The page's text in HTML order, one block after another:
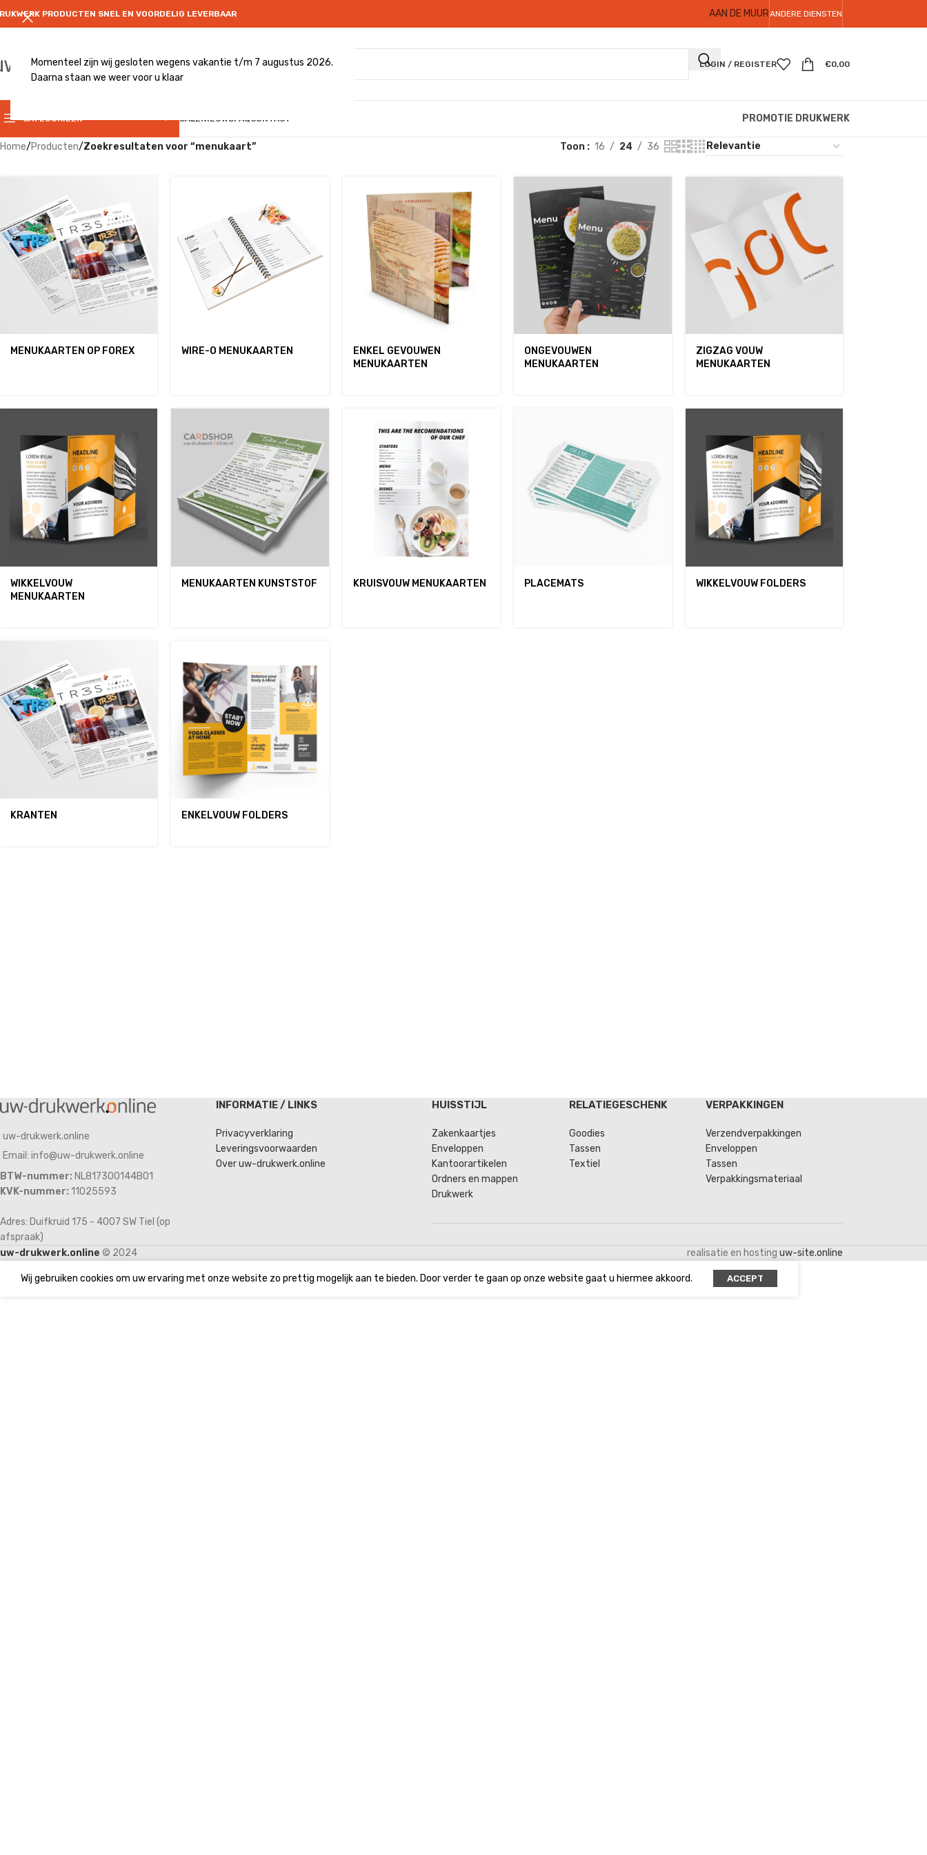
Momenteel zijn wij gesloten wegens vakantie t/m 7 augustus 2026.
Daarna staan we weer voor u klaar
PRODUCTEN SNEL EN VOORDELIG LEVERBAAR AAN DE MUURANDERE DIENSTEN
LOGIN / REGISTER €0,00
CATEGORIEËN SALENIEUWSFAQCONTACT PROMOTIE DRUKWERK
Home/Producten/Zoekresultaten voor “menukaart” Toon 16 24 36
MENUKAARTEN OP FOREX WIRE-O MENUKAARTEN
ENKEL GEVOUWEN
MENUKAARTEN
ONGEVOUWEN
MENUKAARTEN
ZIGZAG VOUW
MENUKAARTEN
WIKKELVOUW
MENUKAARTEN
MENUKAARTEN KUNSTSTOF KRUISVOUW MENUKAARTEN PLACEMATS WIKKELVOUW FOLDERS
KRANTEN ENKELVOUW FOLDERS
uw-drukwerk.online
Email: info@uw-drukwerk.online
BTW-nummer: NL817300144B01
KVK-nummer: 11025593
Adres: Duifkruid 175 - 4007 SW Tiel (op
afspraak)
INFORMATIE / LINKS
Privacyverklaring
Leveringsvoorwaarden
Over uw-drukwerk.online
HUISSTIJL
Zakenkaartjes
Enveloppen
Kantoorartikelen
Ordners en mappen
Drukwerk
RELATIEGESCHENK
Goodies
Tassen
Textiel
VERPAKKINGEN
Verzendverpakkingen
Enveloppen
Tassen
Verpakkingsmateriaal
uw-drukwerk.online © 2024 realisatie en hosting uw-site.online
Wij gebruiken cookies om uw ervaring met onze website zo prettig mogelijk aan te bieden. Door verder te gaan op onze website gaat u hiermee akkoord. ACCEPT